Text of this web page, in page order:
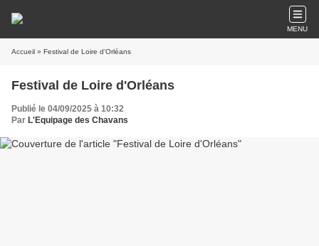
MENU
Accueil » Festival de Loire d'Orléans
Festival de Loire d'Orléans
Publié le 04/09/2025 à 10:32
Par L'Equipage des Chavans